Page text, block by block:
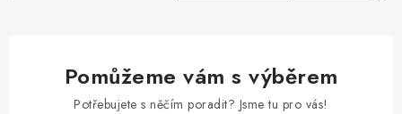
Pomůžeme vám s výběrem
Potřebujete s něčím poradit? Jsme tu pro vás!